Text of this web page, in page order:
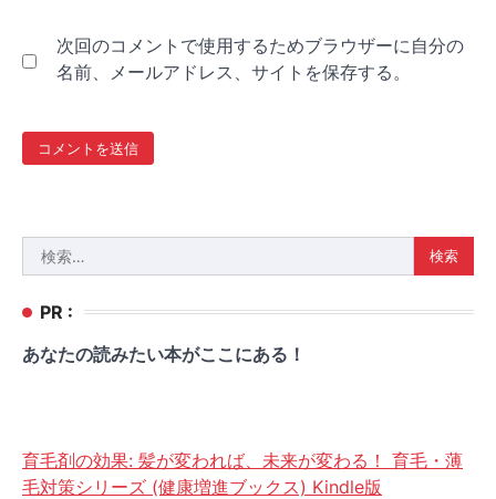
次回のコメントで使用するためブラウザーに自分の
名前、メールアドレス、サイトを保存する。
索:
PR :
あなたの読みたい本がここにある！
育毛剤の効果: 髪が変われば、未来が変わる！ 育毛・薄
毛対策シリーズ (健康増進ブックス) Kindle版